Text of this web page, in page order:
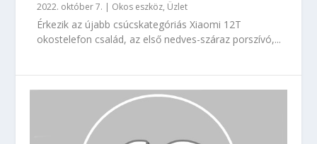
2022. október 7. | Okos eszköz, Üzlet
Érkezik az újabb csúcskategóriás Xiaomi 12T
okostelefon család, az első nedves-száraz porszívó,...